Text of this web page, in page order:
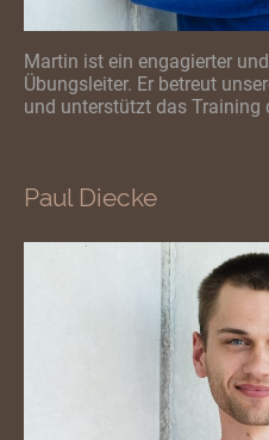
Martin ist ein engagierter
Übungsleiter. Er betreut
und unterstützt das Training
Paul Diecke